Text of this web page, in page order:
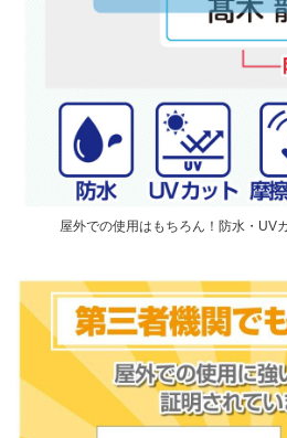
屋外での使用はもちろん！防水・UV